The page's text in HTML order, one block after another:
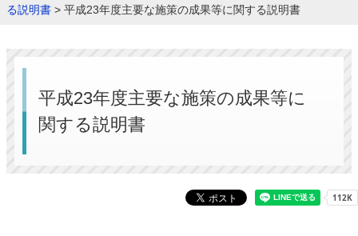
る説明書 > 平成23年度主要な施策の成果等に関する説明書
平成23年度主要な施策の成果等に
関する説明書